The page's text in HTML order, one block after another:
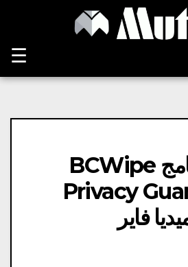
☰
تحميل برنامج BCWipe
Privacy
​​فاير